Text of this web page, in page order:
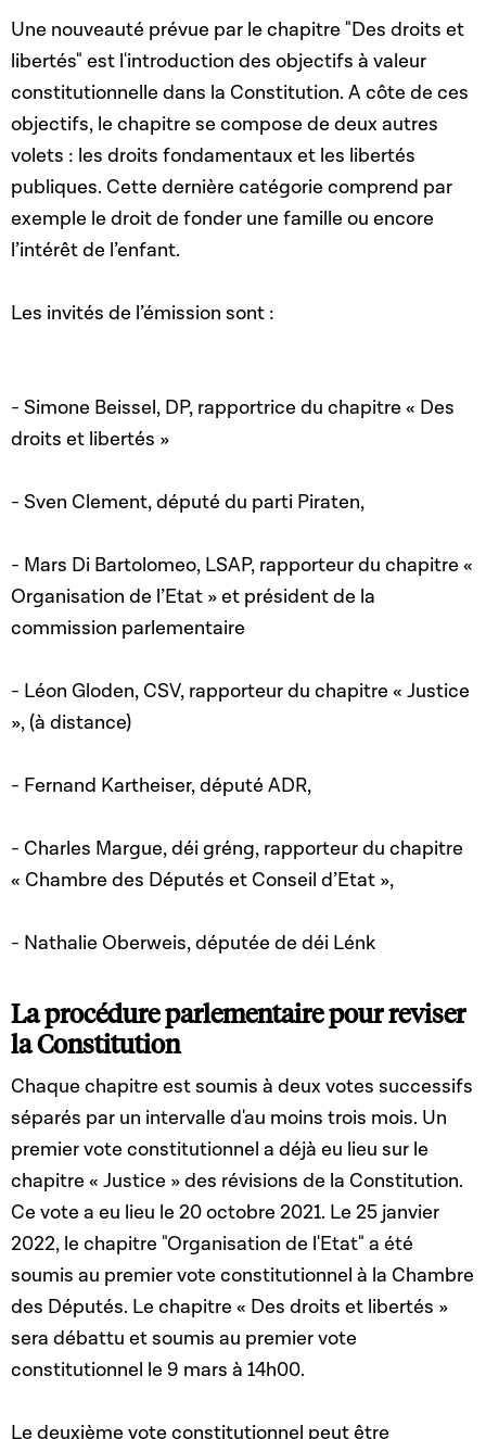
Une nouveauté prévue par le chapitre "Des droits et
libertés" est l'introduction des objectifs à valeur
constitutionnelle dans la Constitution. A côte de ces
objectifs, le chapitre se compose de deux autres
volets : les droits fondamentaux et les libertés
publiques. Cette dernière catégorie comprend par
exemple le droit de fonder une famille ou encore
l’intérêt de l’enfant.
Les invités de l’émission sont :
- Simone Beissel, DP, rapportrice du chapitre « Des
droits et libertés »
- Sven Clement, député du parti Piraten,
- Mars Di Bartolomeo, LSAP, rapporteur du chapitre «
Organisation de l’Etat » et président de la
commission parlementaire
- Léon Gloden, CSV, rapporteur du chapitre « Justice
», (à distance)
- Fernand Kartheiser, député ADR,
- Charles Margue, déi gréng, rapporteur du chapitre
« Chambre des Députés et Conseil d’Etat »,
- Nathalie Oberweis, députée de déi Lénk
La procédure parlementaire pour reviser
la Constitution
Chaque chapitre est soumis à deux votes successifs
séparés par un intervalle d'au moins trois mois. Un
premier vote constitutionnel a déjà eu lieu sur le
chapitre « Justice » des révisions de la Constitution.
Ce vote a eu lieu le 20 octobre 2021. Le 25 janvier
2022, le chapitre "Organisation de l'Etat" a été
soumis au premier vote constitutionnel à la Chambre
des Députés. Le chapitre « Des droits et libertés »
sera débattu et soumis au premier vote
constitutionnel le 9 mars à 14h00.
Le deuxième vote constitutionnel peut être